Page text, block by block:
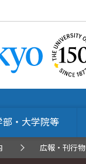
部・大学院等
広報・刊行物